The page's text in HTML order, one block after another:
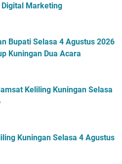
Digital Marketing
Bupati Selasa 4 Agustus 2026
Kuningan Dua Acara
Keliling Kuningan Selasa
Kuningan Selasa 4 Agustus